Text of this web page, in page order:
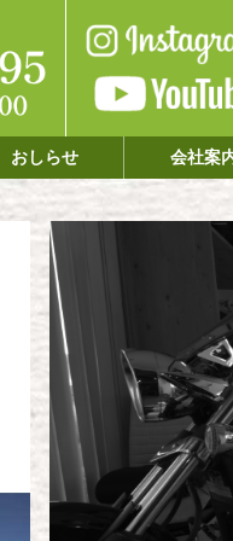
おしらせ 会社案